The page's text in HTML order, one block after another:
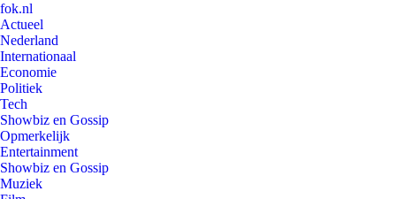
fok.nl
Actueel
Nederland
Internationaal
Economie
Politiek
Tech
Showbiz en Gossip
Opmerkelijk
Entertainment
Showbiz en Gossip
Muziek